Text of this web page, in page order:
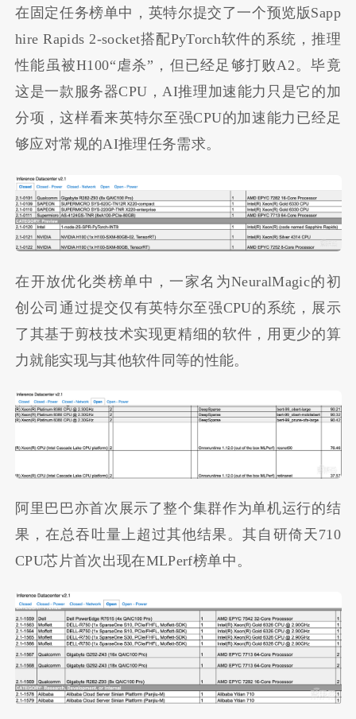
在固定任务榜单中，英特尔提交了一个预览版Sapp
hire Rapids 2-socket搭配PyTorch软件的系统，推理
性能虽被H100“虐杀”，但已经足够打败A2。毕竟
这是一款服务器CPU，AI推理加速能力只是它的加
分项，这样看来英特尔至强CPU的加速能力已经足
够应对常规的AI推理任务需求。
在开放优化类榜单中，一家名为NeuralMagic的初
创公司通过提交仅有英特尔至强CPU的系统，展示
了其基于剪枝技术实现更精细的软件，用更少的算
力就能实现与其他软件同等的性能。
阿里巴巴亦首次展示了整个集群作为单机运行的结
果，在总吞吐量上超过其他结果。其自研倚天710
CPU芯片首次出现在MLPerf榜单中。